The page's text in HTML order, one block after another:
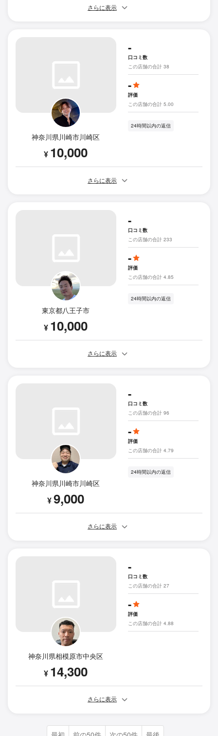
さらに表示
神奈川県川崎市川崎区
¥ 10,000
-
口コミ数
この店舗の合計 38
-
評価
この店舗の合計 5.00
24時間以内の返信
さらに表示
東京都八王子市
¥ 10,000
-
口コミ数
この店舗の合計 233
-
評価
この店舗の合計 4.85
24時間以内の返信
さらに表示
神奈川県川崎市川崎区
¥9,000
-
口コミ数
この店舗の合計 96
-
評価
この店舗の合計 4.79
24時間以内の返信
さらに表示
神奈川県相模原市中央区
¥ 14,300
-
口コミ数
この店舗の合計 27
-
評価
この店舗の合計 4.88
さらに表示